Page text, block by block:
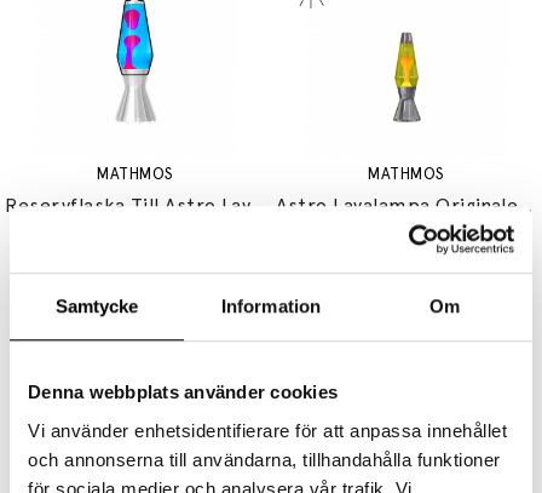
Samtycke Information Om
Denna webbplats använder cookies
Vi använder enhetsidentifierare för att anpassa innehållet
och annonserna till användarna, tillhandahålla funktioner
för sociala medier och analysera vår trafik. Vi
MATHMOS MATHMOS
Astro Lavalampa Originalet Silver Yellow/Orange
1296 kr
MATHMOS MATHMOS